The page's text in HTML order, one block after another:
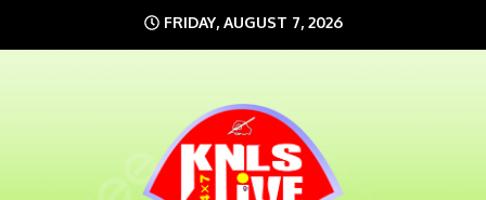
to
FRIDAY, AUGUST 7, 2026